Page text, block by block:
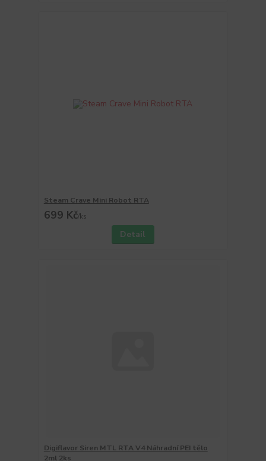
Steam Crave Mini Robot RTA
699 Kč/ks
Detail
Digiflavor Siren MTL RTA V4 Náhradní PEI tělo
2ml 2ks